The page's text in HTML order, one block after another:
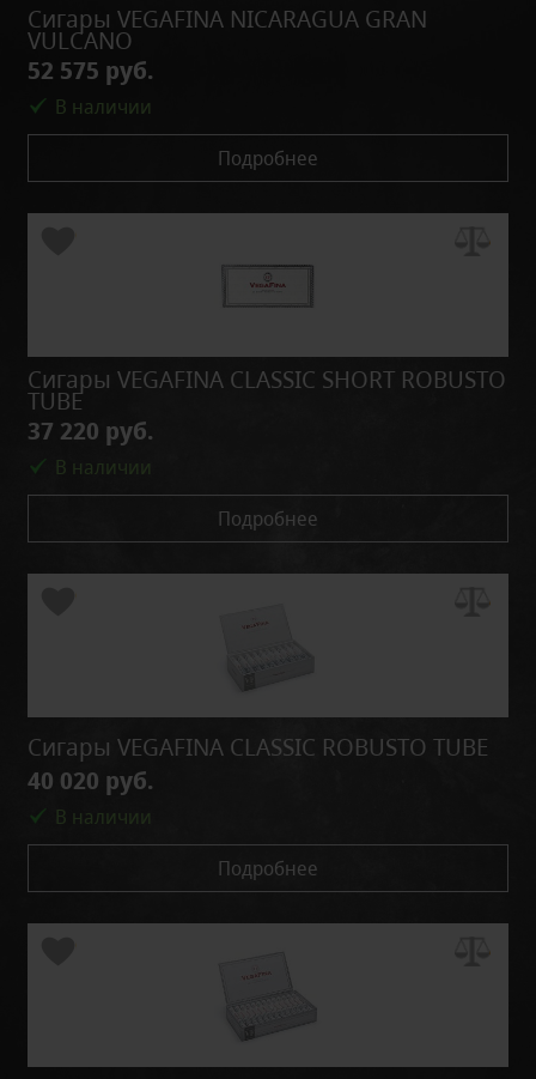
Сигары VEGAFINA NICARAGUA GRAN
VULCANO
52 575 руб.
В наличии
Подробнее
Сигары VEGAFINA CLASSIC SHORT ROBUSTO
TUBE
37 220 руб.
В наличии
Подробнее
Сигары VEGAFINA CLASSIC ROBUSTO TUBE
40 020 руб.
В наличии
Подробнее